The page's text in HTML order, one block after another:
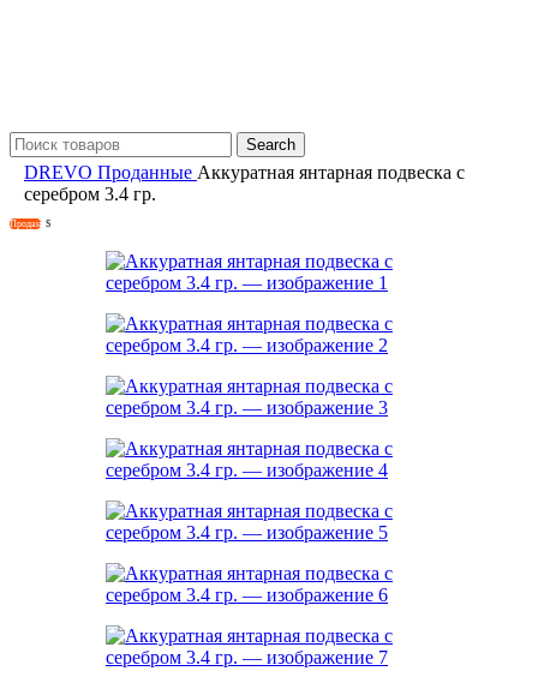
Search
DREVO Проданные Аккуратная янтарная подвеска с
серебром 3.4 гр.
Продан S